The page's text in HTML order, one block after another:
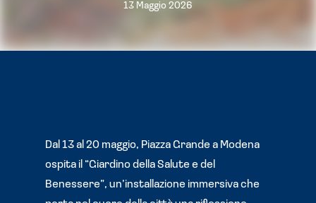
13 Maggio 2026
Dal 13 al 20 maggio, Piazza Grande a Modena
ospita il “Giardino della Salute e del
Benessere”, un’installazione immersiva che